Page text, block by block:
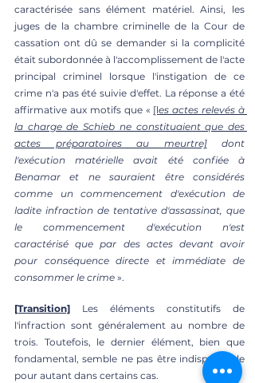
caractérisée sans élément matériel. Ainsi, les
juges de la chambre criminelle de la Cour de
cassation ont dû se demander si la complicité
était subordonnée à l'accomplissement de l'acte
principal criminel lorsque l'instigation de ce
crime n'a pas été suivie d'effet. La réponse a été
affirmative aux motifs que « [les actes relevés à
la charge de Schieb ne constituaient que des
actes préparatoires au meurtre] dont
l'exécution matérielle avait été confiée à
Benamar et ne sauraient être considérés
comme un commencement d'exécution de
ladite infraction de tentative d'assassinat, que
le commencement d'exécution n'est
caractérisé que par des actes devant avoir
pour conséquence directe et immédiate de
consommer le crime ».
[Transition] Les éléments constitutifs de
l'infraction sont généralement au nombre de
trois. Toutefois, le dernier élément, bien que
fondamental, semble ne pas être indispensable
pour autant dans certains cas.